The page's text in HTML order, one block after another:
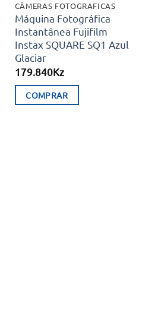
CÂMERAS FOTOGRAFICAS
Máquina Fotográfica
Instantânea Fujifilm
Instax SQUARE SQ1 Azul
Glaciar
179.840Kz
COMPRAR